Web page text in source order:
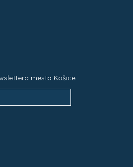
mesta Košice: